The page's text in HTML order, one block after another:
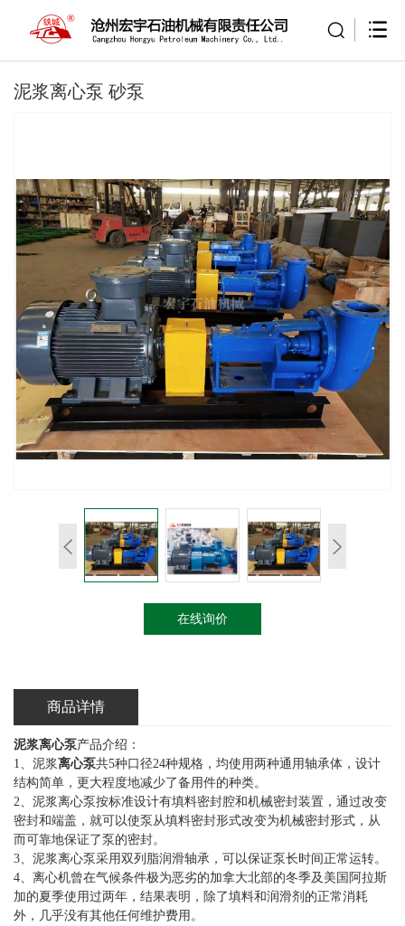
泥浆离心泵 砂泵
在线询价
商品详情
泥浆离心泵产品介绍：
1、泥浆离心泵共5种口径24种规格，均使用两种通用轴承体，设计
结构简单，更大程度地减少了备用件的种类。
2、泥浆离心泵按标准设计有填料密封腔和机械密封装置，通过改变
密封和端盖，就可以使泵从填料密封形式改变为机械密封形式，从
而可靠地保证了泵的密封。
3、泥浆离心泵采用双列脂润滑轴承，可以保证泵长时间正常运转。
4、离心机曾在气候条件极为恶劣的加拿大北部的冬季及美国阿拉斯
加的夏季使用过两年，结果表明，除了填料和润滑剂的正常消耗
外，几乎没有其他任何维护费用。